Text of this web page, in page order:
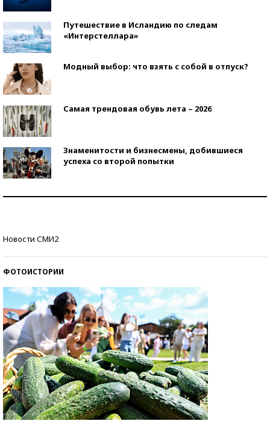
Путешествие в Исландию по следам
«Интерстеллара»
Модный выбор: что взять с собой в отпуск?
Самая трендовая обувь лета – 2026
Знаменитости и бизнесмены, добившиеся
успеха со второй попытки
Новости СМИ2
ФОТОИСТОРИИ